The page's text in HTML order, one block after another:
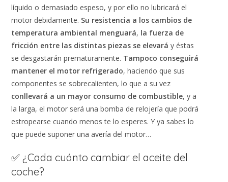
líquido o demasiado espeso, y por ello no lubricará el
motor debidamente. Su resistencia a los cambios de
temperatura ambiental menguará, la fuerza de
fricción entre las distintas piezas se elevará y éstas
se desgastarán prematuramente. Tampoco conseguirá
mantener el motor refrigerado, haciendo que sus
componentes se sobrecalienten, lo que a su vez
conllevará a un mayor consumo de combustible, y a
la larga, el motor será una bomba de relojería que podrá
estropearse cuando menos te lo esperes. Y ya sabes lo
que puede suponer una avería del motor…
✅ ¿Cada cuánto cambiar el aceite del
coche?